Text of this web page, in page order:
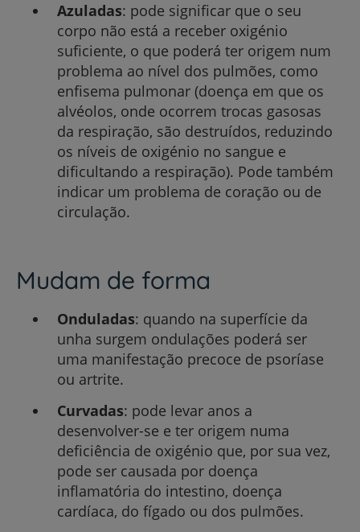
Azuladas: pode significar que o seu
corpo não está a receber oxigénio
suficiente, o que poderá ter origem num
problema ao nível dos pulmões, como
enfisema pulmonar (doença em que os
alvéolos, onde ocorrem trocas gasosas
da respiração, são destruídos, reduzindo
os níveis de oxigénio no sangue e
dificultando a respiração). Pode também
indicar um problema de coração ou de
circulação.
Mudam de forma
Onduladas: quando na superfície da
unha surgem ondulações poderá ser
uma manifestação precoce de psoríase
ou artrite.
Curvadas: pode levar anos a
desenvolver-se e ter origem numa
deficiência de oxigénio que, por sua vez,
pode ser causada por doença
inflamatória do intestino, doença
cardíaca, do fígado ou dos pulmões.